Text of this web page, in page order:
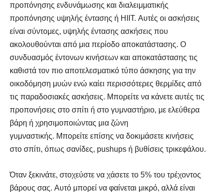
προπόνησης ενδυνάμωσης και διαλειμματικής
προπόνησης υψηλής έντασης ή HIIT. Αυτές οι ασκήσεις
είναι σύντομες, υψηλής έντασης ασκήσεις που
ακολουθούνται από μια περίοδο αποκατάστασης. Ο
συνδυασμός έντονων κινήσεων και αποκατάστασης τις
καθιστά τον πιο αποτελεσματικό τύπο άσκησης για την
οικοδόμηση μυών ενώ καίει περισσότερες θερμίδες από
τις παραδοσιακές ασκήσεις. Μπορείτε να κάνετε αυτές τις
προπονήσεις στο σπίτι ή στο γυμναστήριο, με ελεύθερα
βάρη ή χρησιμοποιώντας μια ζώνη
γυμναστικής. Μπορείτε επίσης να δοκιμάσετε κινήσεις
στο σπίτι, όπως σανίδες, pushups ή βυθίσεις τρικεφάλου.
Όταν ξεκινάτε, στοχεύστε να χάσετε το 5% του τρέχοντος
βάρους σας. Αυτό μπορεί να φαίνεται μικρό, αλλά είναι